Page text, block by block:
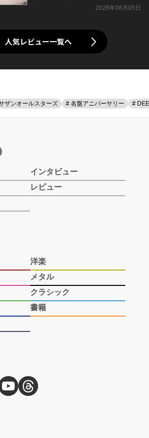
2026年08月05日
人気レビュー一覧へ
ザンオールスターズ # 名盤アニバーサリー #
インタビュー
レビュー
洋楽
メタル
クラシック
書籍